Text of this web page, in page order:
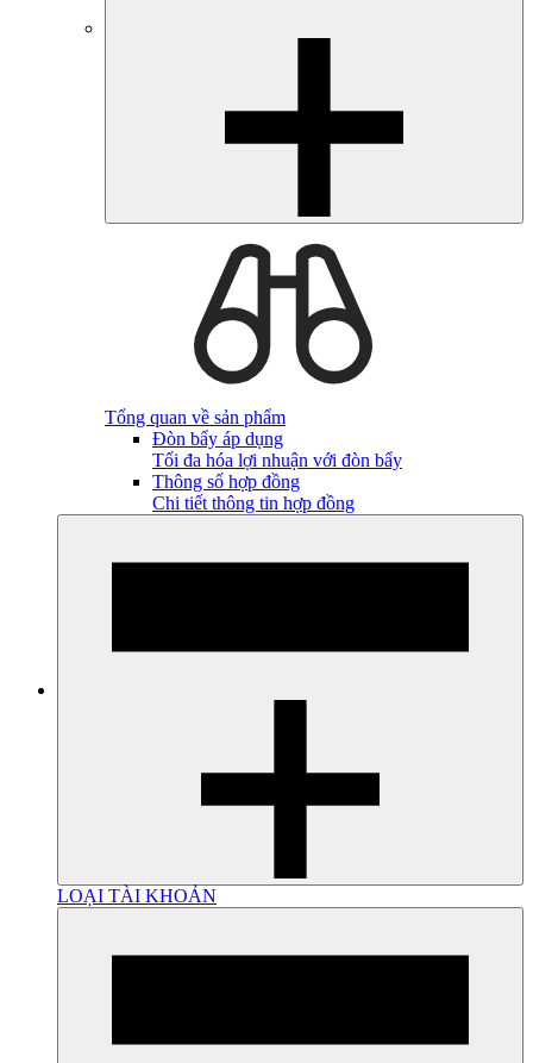
Tổng quan về sản phẩm
Đòn bẩy áp dụng
Tối đa hóa lợi nhuận với đòn bẩy
Thông số hợp đồng
Chi tiết thông tin hợp đồng
LOẠI TÀI KHOẢN